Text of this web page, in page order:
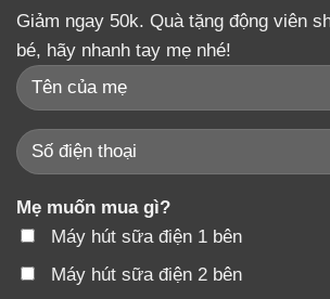
– Có thể hâm nóng tới 2 bình hoặc 1
– Tiện dụng khi có thể hâm sữa hay
Giảm ngay 50k. Quà tặng động viên
bé, hãy nhanh tay mẹ nhé!
Mẹ muốn mua gì?
Máy hút sữa điện 1 bên
Máy hút sữa điện 2 bên